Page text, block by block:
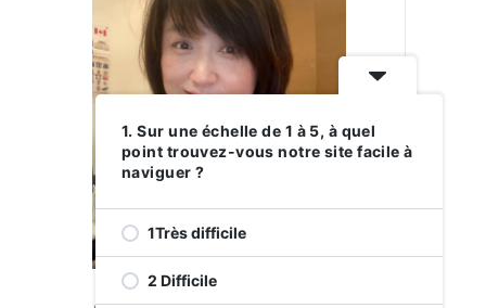
1. Sur une échelle de 1 à 5, à quel
point trouvez-vous notre site facile à
naviguer ?
1Très difficile
2 Difficile